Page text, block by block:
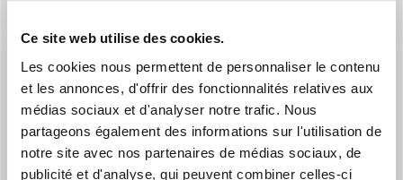
Ce site web utilise des cookies.
Les cookies nous permettent de personnaliser le contenu
et les annonces, d'offrir des fonctionnalités relatives aux
médias sociaux et d'analyser notre trafic. Nous
partageons également des informations sur l'utilisation de
notre site avec nos partenaires de médias sociaux, de
publicité et d'analyse, qui peuvent combiner celles-ci
MEMORY
L'humidité peut être surveillée à distance via l'application OS
Home, ce qui permet une gestion plus pratique, plus précise et